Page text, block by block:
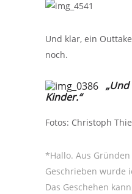
Und klar, ein
noch.
Kinder.“
Fotos: Christoph
*Hallo. Aus
Geschrieben wurde
Das Geschehen